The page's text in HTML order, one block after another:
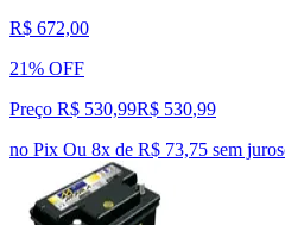
R$ 672,00
21% OFF
Preço R$ 530,99R$ 530,99
no Pix Ou 8x de R$ 73,75 sem juros